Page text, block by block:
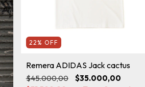
22 % OFF
Remera ADIDAS Jack cactus
$45.000,00 $35.000,00